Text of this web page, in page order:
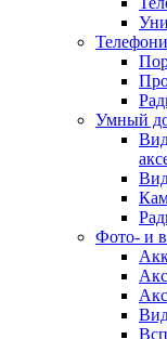
Умный
Фото- и